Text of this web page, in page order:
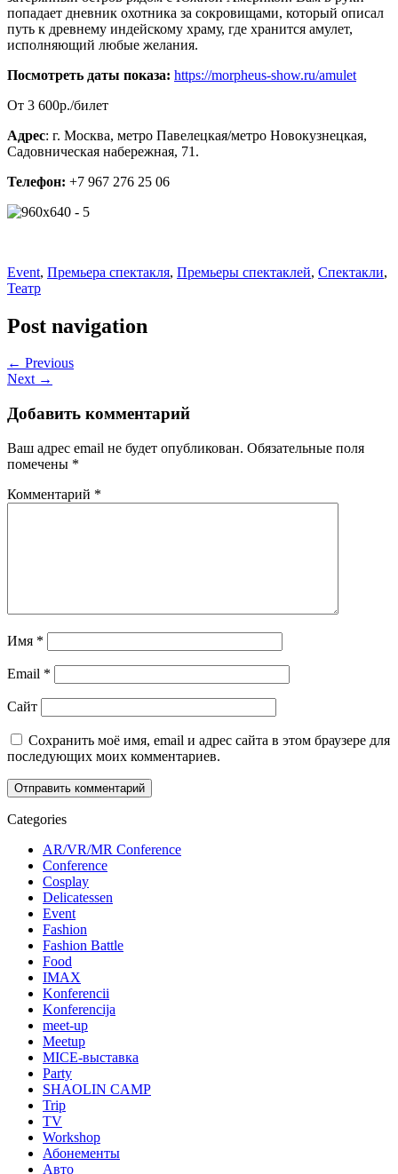
попадает дневник охотника за сокровищами, который описал
путь к древнему индейскому храму, где хранится амулет,
исполняющий любые желания.
Посмотреть даты показа: https://morpheus-show.ru/amulet
От 3 600р./билет
Адрес: г. Москва, метро Павелецкая/метро Новокузнецкая,
Садовническая набережная, 71.
Телефон: +7 967 276 25 06
Event, Премьера спектакля, Премьеры спектаклей, Спектакли,
Театр
Post navigation
← Previous
Next →
Добавить комментарий
Ваш адрес email не будет опубликован. Обязательные поля
помечены *
Комментарий *
Имя *
Email *
Сайт
Сохранить моё имя, email и адрес сайта в этом браузере для
последующих моих комментариев.
Categories
AR/VR/MR Conference
Conference
Cosplay
Delicatessen
Event
Fashion
Fashion Battle
Food
IMAX
Konferencii
Konferencija
meet-up
Meetup
MICE-выставка
Party
SHAOLIN CAMP
Trip
TV
Workshop
Абонементы
Авто